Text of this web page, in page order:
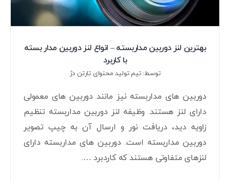
بهترین لنز دوربین مداربسته – انواع لنز دوربین مدار بسته
با کاربرد
توسط: تیم تولید محتوای تارتن دژ
دوربین های مداربسته نیز مانند دوربین های معمولی
دارای لنز هستند. وظیفه لنز دوربین مداربسته تنظیم
زاویه دید، دریافت نور و ارسال آن به چیپ تصویر
دوربین مداربسته است. دوربین های مداربسته دارای
لنزهای متفاوتی هستند که کاردبرد ….